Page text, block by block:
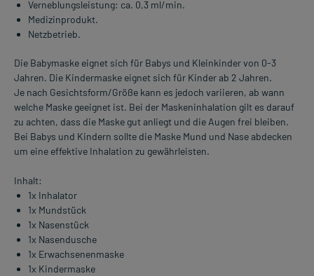
Verneblungsleistung: ca. 0,3 ml/min.
Medizinprodukt.
Netzbetrieb.
Die Babymaske eignet sich für Babys und Kleinkinder von 0-3
Jahren. Die Kindermaske eignet sich für Kinder ab 2 Jahren.
Je nach Gesichtsform/Größe kann es jedoch variieren, ab wann
welche Maske geeignet ist. Bei der Maskeninhalation gilt es darauf
zu achten, dass die Maske gut anliegt und die Augen frei bleiben.
Bei Babys und Kindern sollte die Maske Mund und Nase abdecken
um eine effektive Inhalation zu gewährleisten.
Inhalt:
1x Inhalator
1x Mundstück
1x Nasenstück
1x Nasendusche
1x Erwachsenenmaske
1x Kindermaske